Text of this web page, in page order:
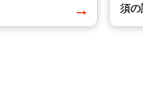
須の